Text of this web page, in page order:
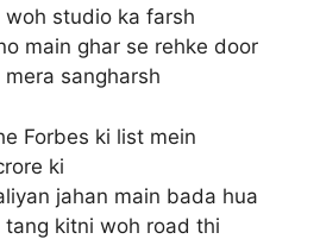
studio ka farsh
main ghar se rehke door
sangharsh
Forbes ki list mein
ki
jahan main bada hua
kitni woh road thi